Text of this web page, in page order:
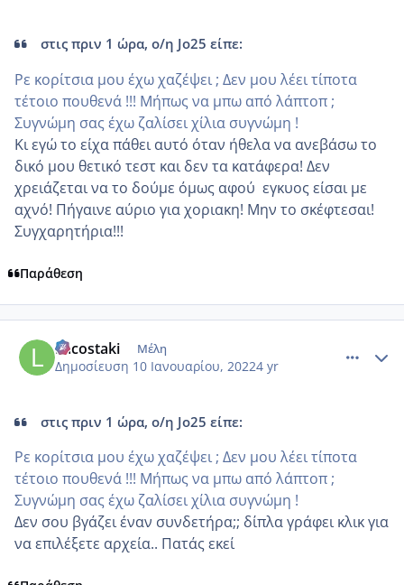
στις πριν 1 ώρα, ο/η Jo25 είπε:
Ρε κορίτσια μου έχω χαζέψει ; Δεν μου λέει τίποτα
τέτοιο πουθενά !!! Μήπως να μπω από λάπτοπ ;
Συγνώμη σας έχω ζαλίσει χίλια συγνώμη !
Κι εγώ το είχα πάθει αυτό όταν ήθελα να ανεβάσω το
δικό μου θετικό τεστ και δεν τα κατάφερα! Δεν
χρειάζεται να το δούμε όμως αφού εγκυος είσαι με
αχνό! Πήγαινε αύριο για χοριακη! Μην το σκέφτεσαι!
Συγχαρητήρια!!!
Παράθεση
Lacostaki Μέλη
Δημοσίευση 10 Ιανουαρίου, 20224 yr
στις πριν 1 ώρα, ο/η Jo25 είπε:
Ρε κορίτσια μου έχω χαζέψει ; Δεν μου λέει τίποτα
τέτοιο πουθενά !!! Μήπως να μπω από λάπτοπ ;
Συγνώμη σας έχω ζαλίσει χίλια συγνώμη !
Δεν σου βγάζει έναν συνδετήρα;; δίπλα γράφει κλικ για
να επιλέξετε αρχεία.. Πατάς εκεί